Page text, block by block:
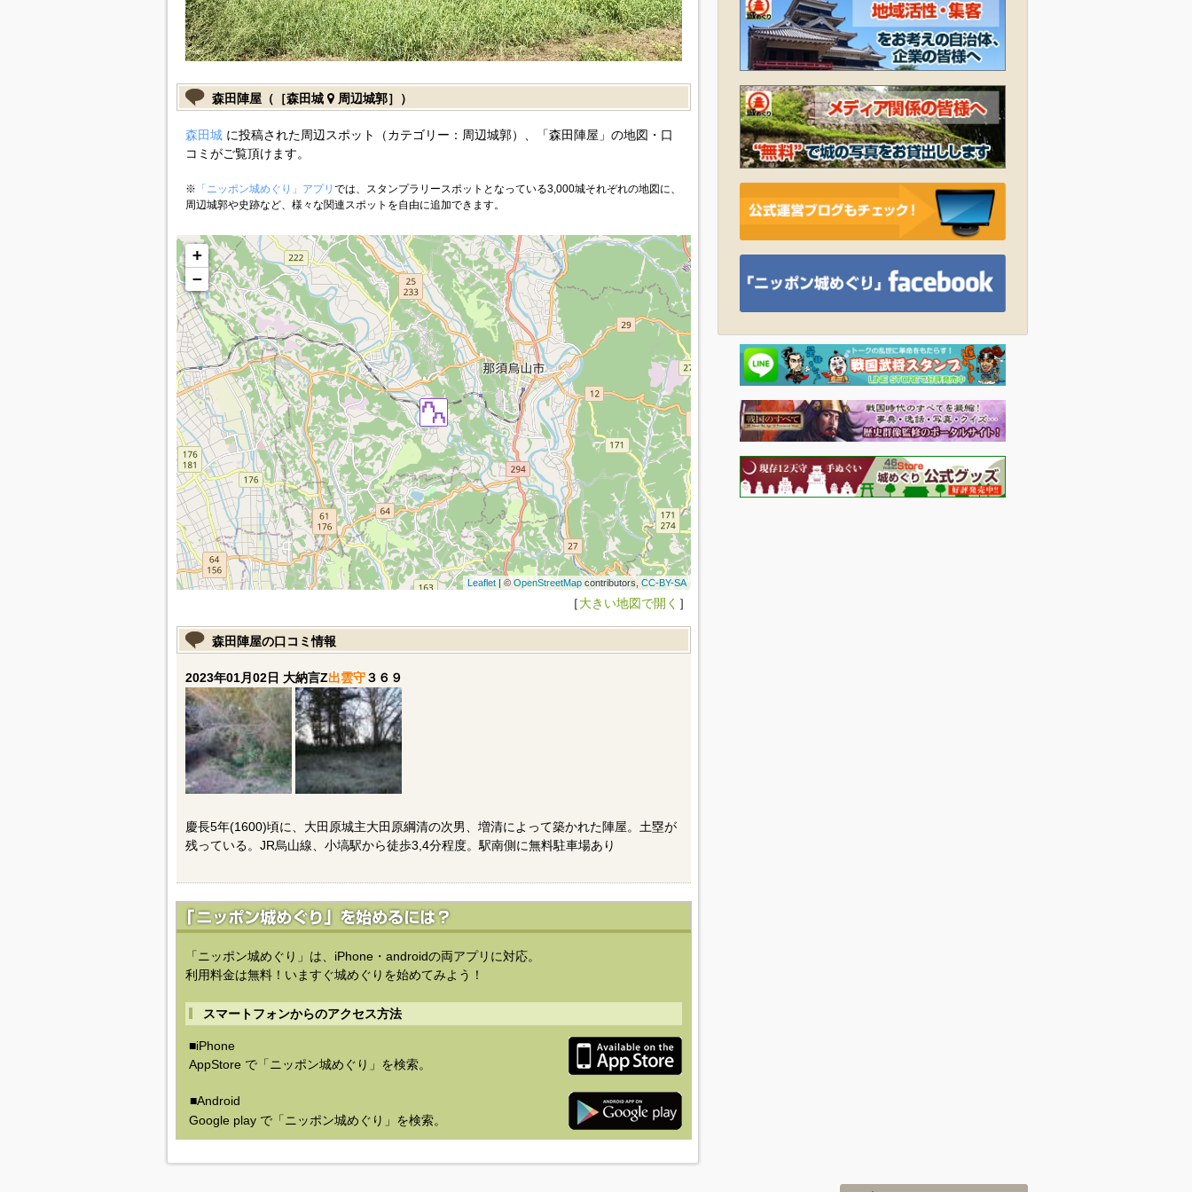
森田陣屋（［森田城 周辺城郭］）
森田城に投稿された周辺スポット（カテゴリー：周辺城郭）、「森田陣屋」の地図・口
コミがご覧頂けます。
※ 「ニッポン城めぐり」アプリ では、スタンプラリースポットとなっている3,000城それぞれの地図に、
周辺城郭や史跡など、様々な関連スポットを自由に追加できます。
+
−
Leaflet| ©OpenStreetMapcontributors,CC-BY-SA
［大きい地図で開く ］
森田陣屋の口コミ情報
2023年01月02日 大納言Z出雲守３６９
慶長5年(1600)頃に、大田原城主大田原綱清の次男、増清によって築かれた陣屋。土塁が
残っている。JR烏山線、小塙駅から徒歩3,4分程度。駅南側に無料駐車場あり
「ニッポン城めぐり」は、iPhone・androidの両アプリに対応。
利用料金は無料！いますぐ城めぐりを始めてみよう！
スマートフォンからのアクセス方法
■iPhone
AppStore で「ニッポン城めぐり」を検索。
■Android
Google play で「ニッポン城めぐり」を検索。